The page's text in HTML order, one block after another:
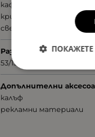
кафяв
кристални елементи
светъл металик
Размер
53/15/135
Допълнителни
калъф
рекламни материали